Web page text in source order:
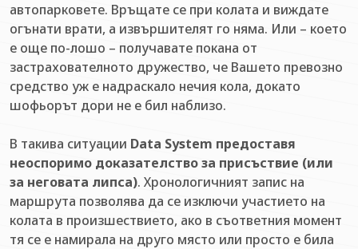
автопарковете. Връщате се при колата и виждате
огънати врати, а извършителят го няма. Или – което
е още по-лошо – получавате покана от
застрахователното дружество, че Вашето превозно
средство уж е надраскало нечия кола, докато
шофьорът дори не е бил наблизо.
В такива ситуации Data System предоставя
неоспоримо доказателство за присъствие (или
за неговата липса). Хронологичният запис на
маршрута позволява да се изключи участието на
колата в произшествието, ако в съответния момент
тя се е намирала на друго място или просто е била